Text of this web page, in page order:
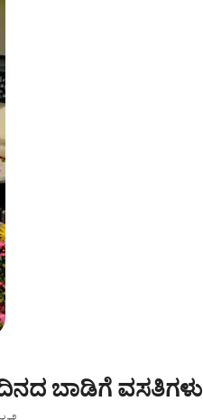
ಬಾಡಿಗೆ ವಸತಿಗಳು